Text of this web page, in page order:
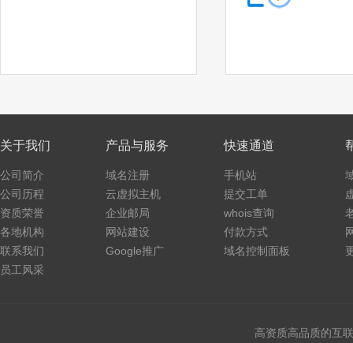
.me .school
.pw .click
.autos .beauty
.boats .car
.cars .hair
.homes
关于我们
公司简介
公司历程
资质荣誉
各地机构
联系我们
员工风采
产品与服务
域名注册
云虚拟主机
企业邮局
网站建设
Google推广
快速通道
手机站
提交工单
whois查询
付款方式
域名控制面板
高资质高品质的互